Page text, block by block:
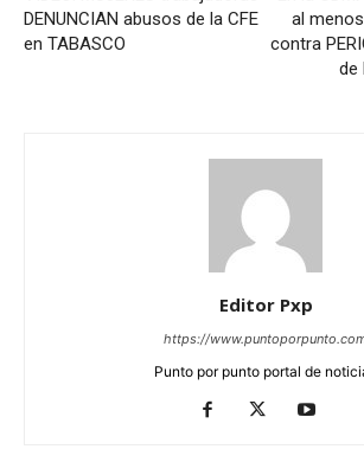
DENUNCIAN abusos de la CFE
en TABASCO
al menos
contra
de
Editor Pxp
https://
Punto por punto portal de